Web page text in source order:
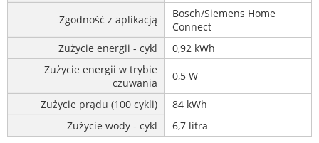
Zgodność z aplikacją
Bosch/Siemens Home
Connect
Zużycie energii - cykl
0,92 kWh
Zużycie energii w trybie
czuwania
0,5 W
Zużycie prądu (100 cykli)
84 kWh
Zużycie wody - cykl
6,7 litra